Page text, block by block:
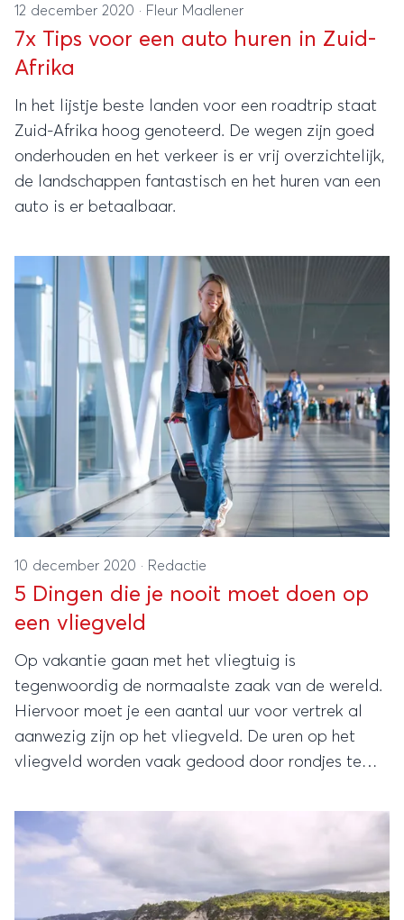
12 december 2020 · Fleur Madlener
7x Tips voor een auto huren in Zuid-
Afrika
In het lijstje beste landen voor een roadtrip staat
Zuid-Afrika hoog genoteerd. De wegen zijn goed
onderhouden en het verkeer is er vrij overzichtelijk,
de landschappen fantastisch en het huren van een
auto is er betaalbaar.
10 december 2020 · Redactie
5 Dingen die je nooit moet doen op
een vliegveld
Op vakantie gaan met het vliegtuig is
tegenwoordig de normaalste zaak van de wereld.
Hiervoor moet je een aantal uur voor vertrek al
aanwezig zijn op het vliegveld. De uren op het
vliegveld worden vaak gedood door rondjes te
dingen te kopen. Er zijn echter een aantal
belangrijke dingen die je nooit op een vliegveld
moet doen. Hier vertellen we je er meer over!